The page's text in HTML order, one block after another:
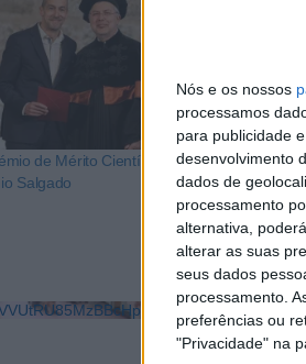
Nós e os nossos
processamos
para publicidade
desenvolvimento
dados de
processamento
alternativa,
alterar as suas
seus dados
processamento.
preferências ou
"Privacidade" na
de Mérito Científico ao
Salgado
saúde em